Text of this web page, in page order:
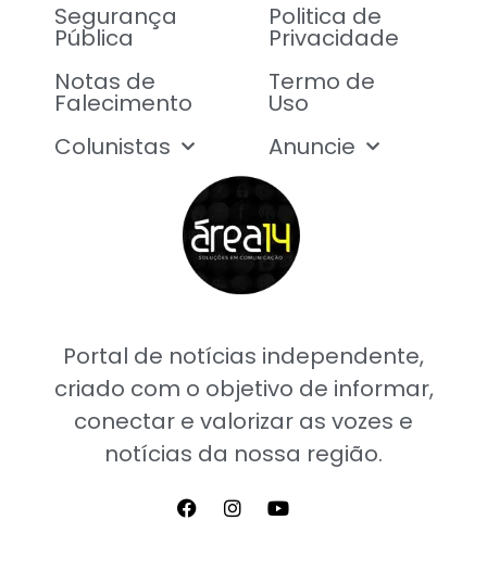
Portal de notícias independente,
criado com o objetivo de informar,
conectar e valorizar as vozes e
notícias da nossa região.
Segurança
Pública
Notas de
Falecimento
Colunistas
Politica de
Privacidade
Termo de
Uso
Anuncie